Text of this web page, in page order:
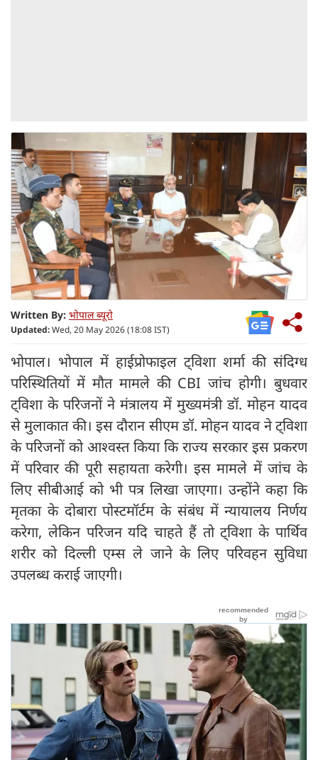
Written By: भोपाल ब्यूरो
Updated:Wed, 20 May 2026 (18:08 IST)
भोपाल। भोपाल में हाईप्रोफाइल ट्विशा शर्मा की संदिग्ध
परिस्थितियों में मौत मामले की CBI जांच होगी। बुधवार
ट्विशा के परिजनों ने मंत्रालय में मुख्यमंत्री डॉ. मोहन यादव
से मुलाकात की। इस दौरान सीएम डॉ. मोहन यादव ने ट्विशा
के परिजनों को आश्वस्त किया कि राज्य सरकार इस प्रकरण
में परिवार की पूरी सहायता करेगी। इस मामले में जांच के
लिए सीबीआई को भी पत्र लिखा जाएगा। उन्होंने कहा कि
मृतका के दोबारा पोस्टमॉर्टम के संबंध में न्यायालय निर्णय
करेगा, लेकिन परिजन यदि चाहते हैं तो ट्विशा के पार्थिव
शरीर को दिल्ली एम्स ले जाने के लिए परिवहन सुविधा
उपलब्ध कराई जाएगी।